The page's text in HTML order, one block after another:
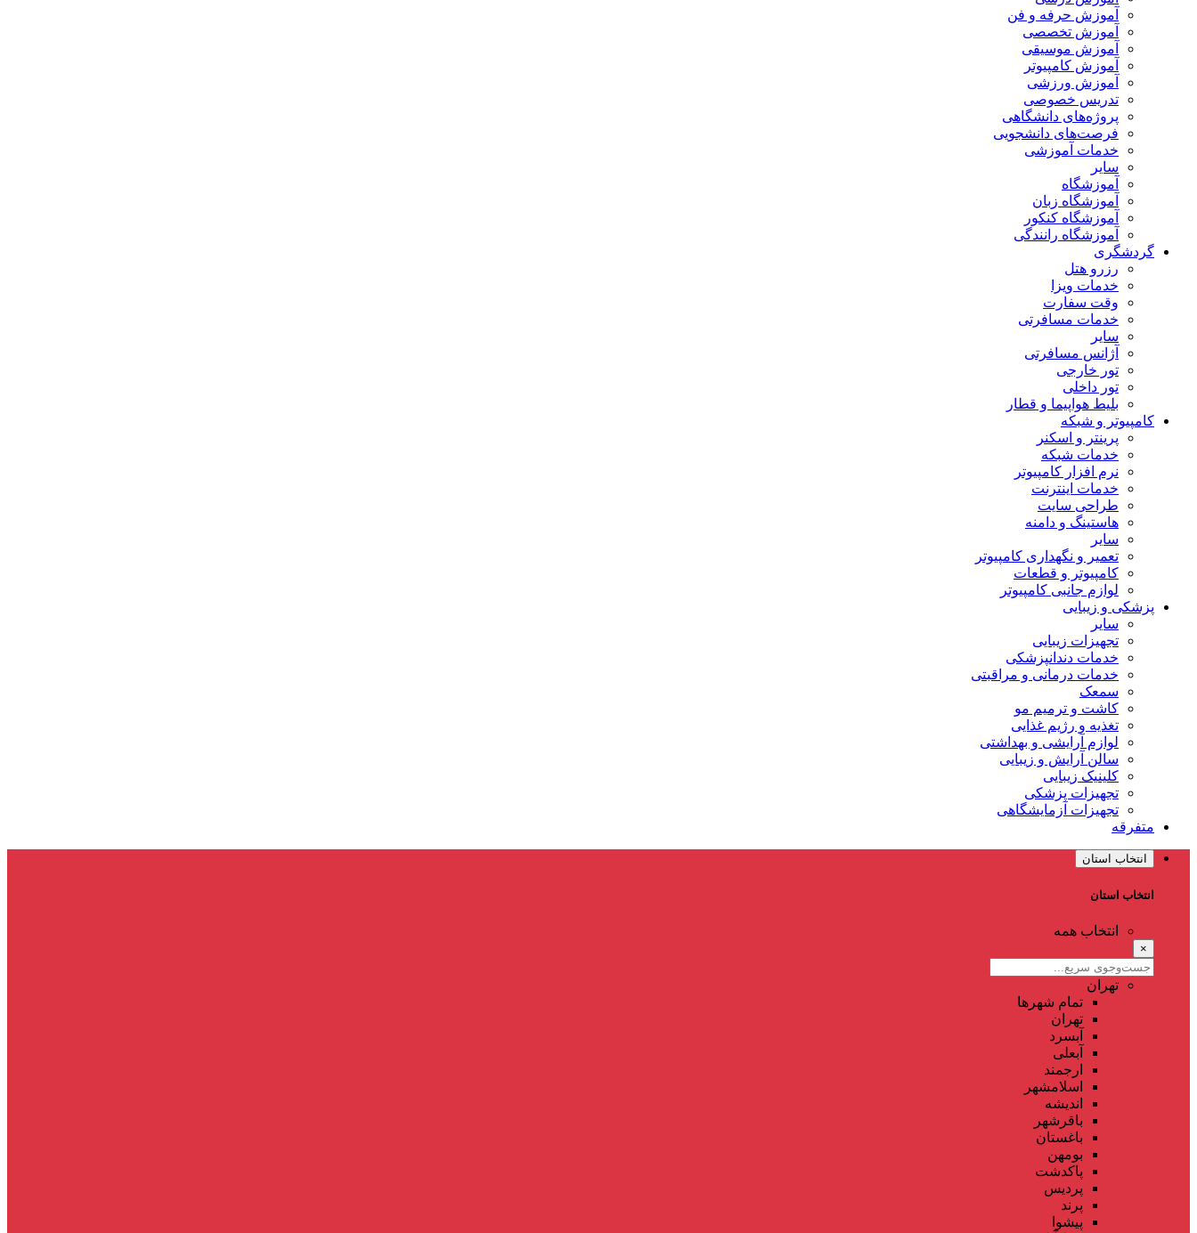
آموزش حرفه و فن
آموزش تخصصی
آموزش موسیقی
آموزش کامپیوتر
آموزش ورزشی
تدریس خصوصی
پروژه‌های دانشگاهی
فرصت‌های دانشجویی
خدمات آموزشی
سایر
آموزشگاه
آموزشگاه زبان
آموزشگاه کنکور
آموزشگاه رانندگی
گردشگری
رزرو هتل
خدمات ویزا
وقت سفارت
خدمات مسافرتی
سایر
آژانس مسافرتی
تور خارجی
تور داخلی
بلیط هواپیما و قطار
کامپیوتر و شبکه
پرینتر و اسکنر
خدمات شبکه
نرم افزار کامپیوتر
خدمات اینترنت
طراحی سایت
هاستینگ و دامنه
سایر
تعمیر و نگهداری کامپیوتر
کامپیوتر و قطعات
لوازم جانبی کامپیوتر
پزشکی و زیبایی
سایر
تجهیزات زیبایی
خدمات دندانپزشکی
خدمات درمانی و مراقبتی
سمعک
کاشت و ترمیم مو
تغذیه و رژیم غذایی
لوازم آرایشی و بهداشتی
سالن آرایش و زیبایی
کلینیک زیبایی
تجهیزات پزشکی
تجهیزات آزمایشگاهی
متفرقه
انتخاب استان
انتخاب استان
انتخاب همه
×
تهران
تمام شهر‌ها
تهران
آبسرد
آبعلی
ارجمند
اسلامشهر
اندیشه
باقرشهر
باغستان
بومهن
پاکدشت
پردیس
پرند
پیشوا